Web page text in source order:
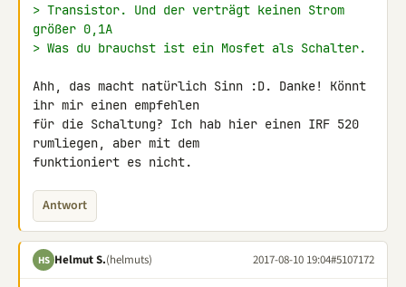
> Transistor. Und der verträgt keinen Strom
größer 0,1A
> Was du brauchst ist ein Mosfet als Schalter.
Ahh, das macht natürlich Sinn :D. Danke! Könnt
ihr mir einen empfehlen
für die Schaltung? Ich hab hier einen IRF 520
rumliegen, aber mit dem
funktioniert es nicht.
Antwort
HS Helmut S.(helmuts) 2017-08-10 19:04#5107172